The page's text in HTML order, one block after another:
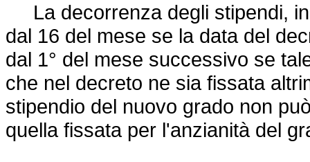
La decorrenza degli stipendi,
dal 16 del mese se la data del
dal 1° del mese successivo se
che nel decreto ne sia fissata
stipendio del nuovo grado non
quella fissata per l'anzianità del